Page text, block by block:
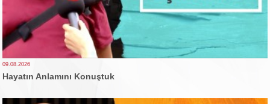
09.08.2026
Hayatın Anlamını Konuştuk